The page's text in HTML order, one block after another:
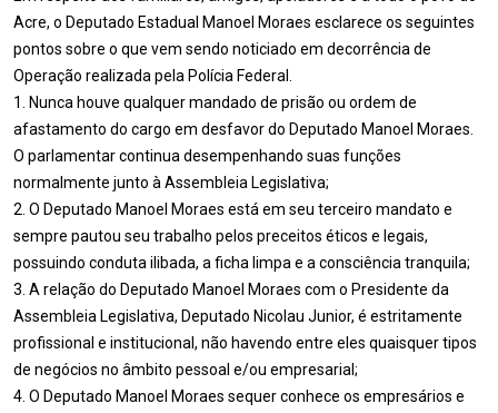
Acre, o Deputado Estadual Manoel Moraes esclarece os seguintes
pontos sobre o que vem sendo noticiado em decorrência de
Operação realizada pela Polícia Federal.
1. Nunca houve qualquer mandado de prisão ou ordem de
afastamento do cargo em desfavor do Deputado Manoel Moraes.
O parlamentar continua desempenhando suas funções
normalmente junto à Assembleia Legislativa;
2. O Deputado Manoel Moraes está em seu terceiro mandato e
sempre pautou seu trabalho pelos preceitos éticos e legais,
possuindo conduta ilibada, a ficha limpa e a consciência tranquila;
3. A relação do Deputado Manoel Moraes com o Presidente da
Assembleia Legislativa, Deputado Nicolau Junior, é estritamente
profissional e institucional, não havendo entre eles quaisquer tipos
de negócios no âmbito pessoal e/ou empresarial;
4. O Deputado Manoel Moraes sequer conhece os empresários e